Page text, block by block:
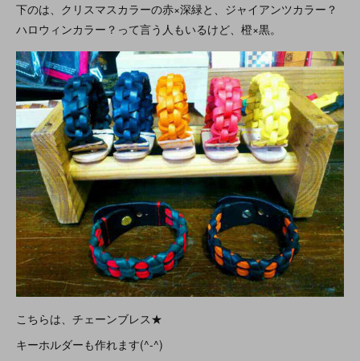
下のは、クリスマスカラーの赤×深緑と、ジャイアンツカラー？
ハロウィンカラー？って言う人もいるけど、橙×黒。
こちらは、チェーンブレス★
キーホルダーも作れます(^-^)